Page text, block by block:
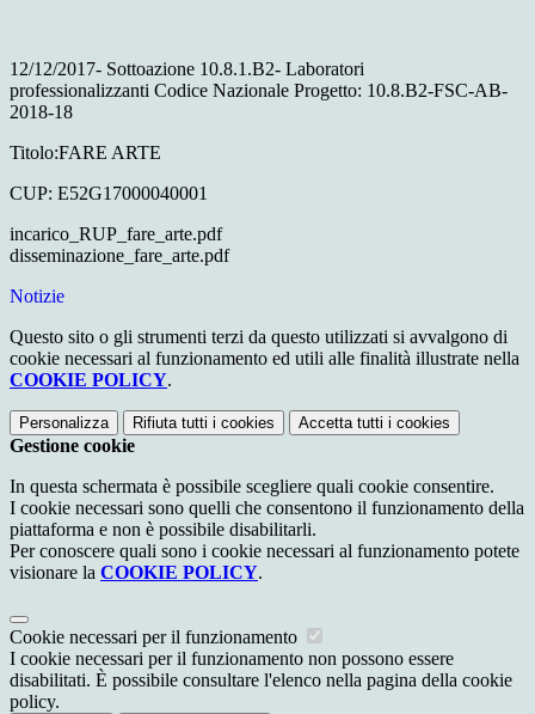
12/12/2017- Sottoazione 10.8.1.B2- Laboratori
professionalizzanti Codice Nazionale Progetto: 10.8.B2-FSC-AB-
2018-18
Titolo:FARE ARTE
CUP: E52G17000040001
incarico_RUP_fare_arte.pdf
disseminazione_fare_arte.pdf
Notizie
Questo sito o gli strumenti terzi da questo utilizzati si avvalgono di
cookie necessari al funzionamento ed utili alle finalità illustrate nella
COOKIE POLICY.
Personalizza Rifiuta tutti i cookies Accetta tutti i cookies
Gestione cookie
In questa schermata è possibile scegliere quali cookie consentire.
I cookie necessari sono quelli che consentono il funzionamento della
piattaforma e non è possibile disabilitarli.
Per conoscere quali sono i cookie necessari al funzionamento potete
visionare la COOKIE POLICY.
Cookie necessari per il funzionamento
I cookie necessari per il funzionamento non possono essere
disabilitati. È possibile consultare l'elenco nella pagina della cookie
policy.